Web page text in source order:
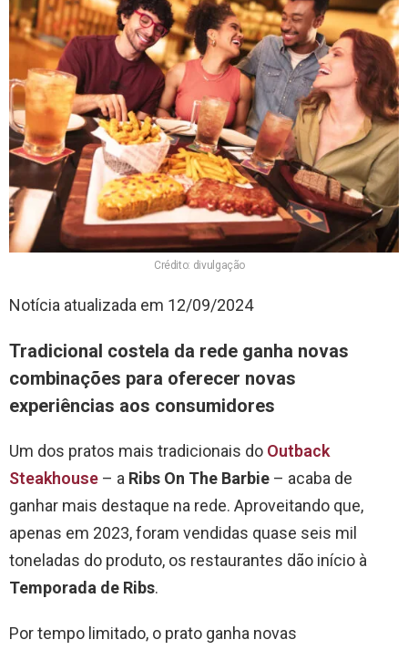
Crédito: divulgação
Notícia atualizada em 12/09/2024
Tradicional costela da rede ganha novas
combinações para oferecer novas
experiências aos consumidores
Um dos pratos mais tradicionais do Outback
Steakhouse – a Ribs On The Barbie – acaba de
ganhar mais destaque na rede. Aproveitando que,
apenas em 2023, foram vendidas quase seis mil
toneladas do produto, os restaurantes dão início à
Temporada de Ribs.
Por tempo limitado, o prato ganha novas